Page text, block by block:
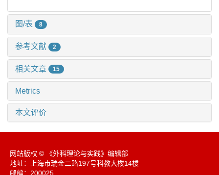
图/表 8
参考文献 2
相关文章 15
Metrics
本文评价
网站版权 © 《外科理论与实践》编辑部
地址：上海市瑞金二路197号科教大楼14楼
邮编：200025